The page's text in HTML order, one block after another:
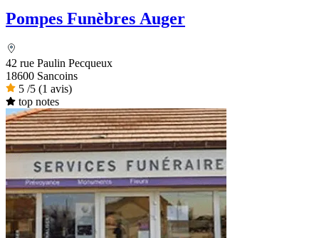
Pompes Funèbres Auger
42 rue Paulin Pecqueux
18600 Sancoins
5 /5 (1 avis)
top notes